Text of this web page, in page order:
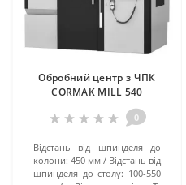
Обробний центр з ЧПК
CORMAK MILL 540
0
Відстань від шпинделя до
колони: 450 мм
Відстань від
шпинделя до столу: 100-550